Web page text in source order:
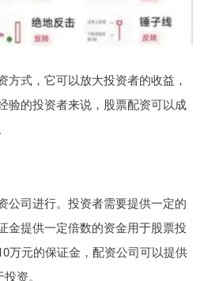
方式，它可以放大投资者的收益，
验的投资者来说，股票配资可以成
公司进行。投资者需要提供一定的
金提供一定倍数的资金用于股票投
万元的保证金，配资公司可以提供
资。